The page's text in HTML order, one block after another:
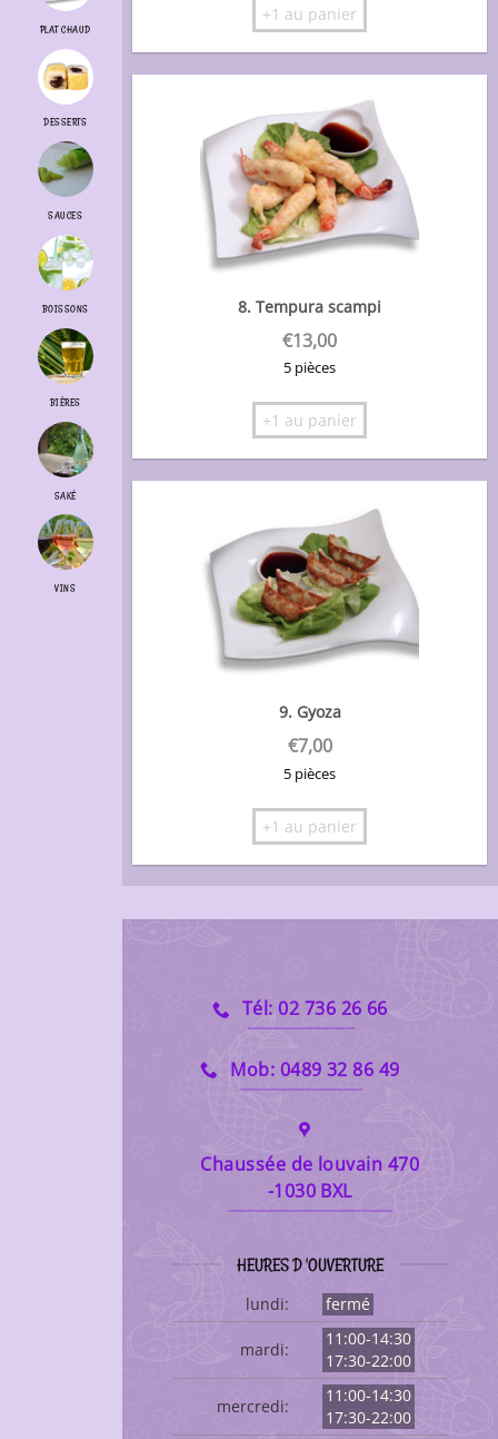
PLAT CHAUD
DESSERTS
SAUCES
BOISSONS
BIÈRES
SAKÉ
VINS
+1 au panier
8. Tempura scampi
€13,00
5 pièces
+1 au panier
9. Gyoza
€7,00
5 pièces
+1 au panier
Tél: 02 736 26 66
Mob: 0489 32 86 49
Chaussée de louvain 470
-1030 BXL
HEURES D 'OUVERTURE
lundi:
fermé
mardi:
11:00-14:30
17:30-22:00
mercredi:
11:00-14:30
17:30-22:00